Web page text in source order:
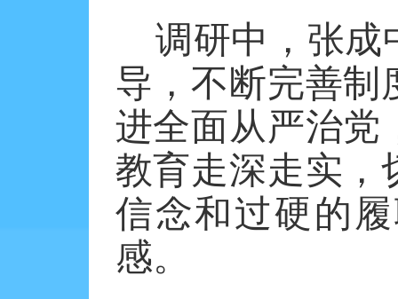
调研中，张成
导，不断完善制
进全面从严治党
教育走深走实，
信念和过硬的
感。